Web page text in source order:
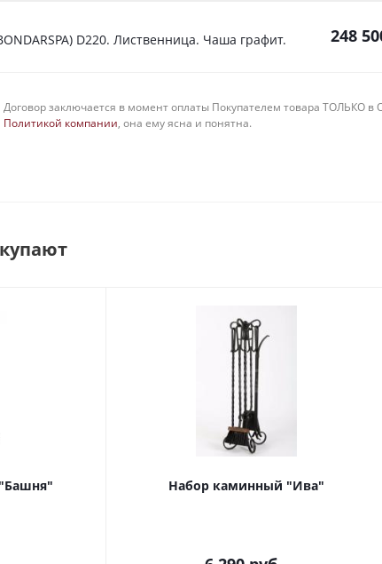
D220. Лиственница. Чаша графит. 248
Договор заключается в момент оплаты Покупателем товара ТОЛЬКО
Политикой компании, она ему ясна и понятна.
Набор каминный "Ива"